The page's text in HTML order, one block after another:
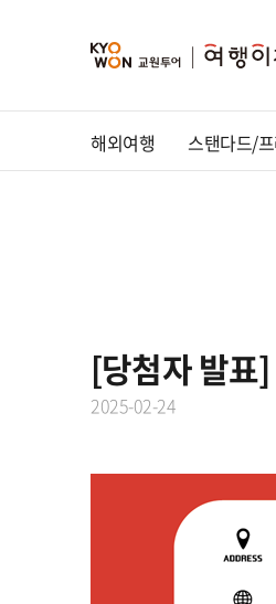
해외여행 스탠다드/
[당첨자 발표
2025-02-24